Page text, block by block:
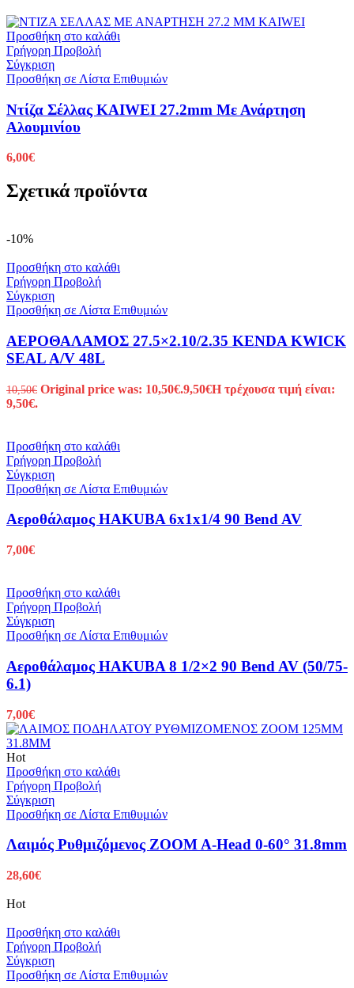
Προσθήκη στο καλάθι
Γρήγορη Προβολή
Σύγκριση
Προσθήκη σε Λίστα Επιθυμιών
Ντίζα Σέλλας KAIWEI 27.2mm Με Ανάρτηση
Αλουμινίου
6,00€
Σχετικά προϊόντα
-10%
Προσθήκη στο καλάθι
Γρήγορη Προβολή
Σύγκριση
Προσθήκη σε Λίστα Επιθυμιών
ΑΕΡΟΘΑΛΑΜΟΣ 27.5×2.10/2.35 KENDA KWICK
SEAL A/V 48L
10,50€ Original price was: 10,50€.9,50€Η τρέχουσα τιμή είναι:
9,50€.
Προσθήκη στο καλάθι
Γρήγορη Προβολή
Σύγκριση
Προσθήκη σε Λίστα Επιθυμιών
Αεροθάλαμος HAKUBA 6x1x1/4 90 Bend AV
7,00€
Προσθήκη στο καλάθι
Γρήγορη Προβολή
Σύγκριση
Προσθήκη σε Λίστα Επιθυμιών
Αεροθάλαμος HAKUBA 8 1/2×2 90 Bend AV (50/75-
6.1)
7,00€
Hot
Προσθήκη στο καλάθι
Γρήγορη Προβολή
Σύγκριση
Προσθήκη σε Λίστα Επιθυμιών
Λαιμός Ρυθμιζόμενος ZOOM A-Head 0-60° 31.8mm
28,60€
Hot
Προσθήκη στο καλάθι
Γρήγορη Προβολή
Σύγκριση
Προσθήκη σε Λίστα Επιθυμιών